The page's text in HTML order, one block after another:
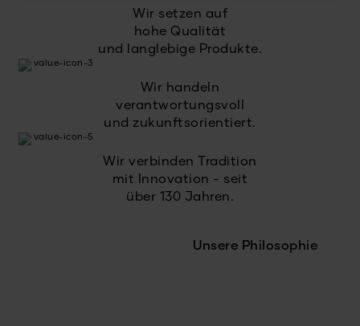
Wir setzen auf
hohe Qualität
und langlebige Produkte.
Wir handeln
verantwortungsvoll
und zukunftsorientiert.
Wir verbinden Tradition
mit Innovation - seit
über 130 Jahren.
Unsere Philosophie